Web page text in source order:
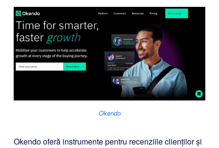
Okendo
Okendo oferă instrumente pentru recenziile clienților și